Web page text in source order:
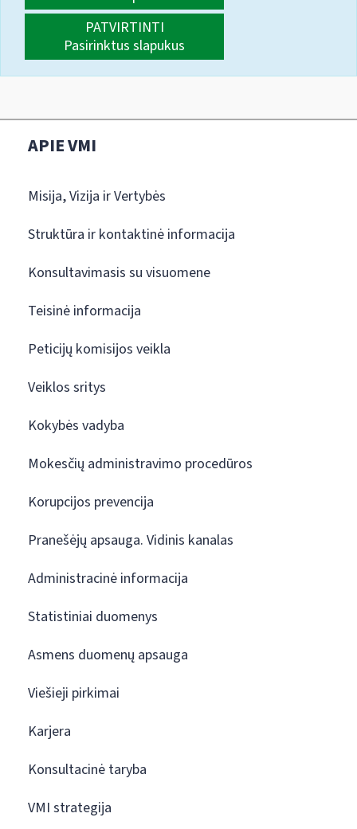
PATVIRTINTI
Pasirinktus slapukus
APIE VMI
Misija, Vizija ir Vertybės
Struktūra ir kontaktinė informacija
Konsultavimasis su visuomene
Teisinė informacija
Peticijų komisijos veikla
Veiklos sritys
Kokybės vadyba
Mokesčių administravimo procedūros
Korupcijos prevencija
Pranešėjų apsauga. Vidinis kanalas
Administracinė informacija
Statistiniai duomenys
Asmens duomenų apsauga
Viešieji pirkimai
Karjera
Konsultacinė taryba
VMI strategija